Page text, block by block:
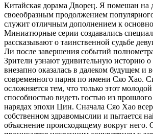
Китайская дорама Дворец. Я помешан на
своеобразным продолжением
служит отличным дополнением к
Миниатюрные серии создавались
рассказывают о таинственной судьбе
Ли после завершения событий
Зрители узнают удивительную историю о
внезапно оказалась в далеком будущем и
современного парня по имени Сяо Хао.
осложняется тем, что только этот
способностью видеть гостью из
нарядах эпохи Цин. Сначала Сяо Хао
собственном здравомыслии и пытается
объяснение происходящему вокруг него.